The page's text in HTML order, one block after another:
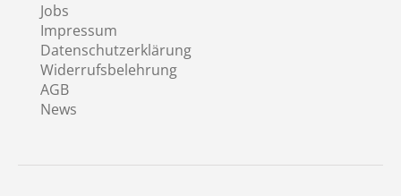
Jobs
Impressum
Datenschutzerklärung
Widerrufsbelehrung
AGB
News